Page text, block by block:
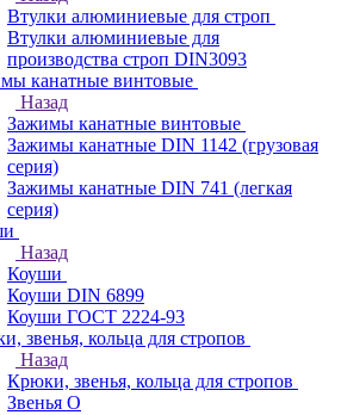
Втулки алюминиевые для строп
Втулки алюминиевые для
производства строп DIN3093
канатные винтовые
Назад
Зажимы канатные винтовые
Зажимы канатные DIN 1142 (грузовая
серия)
Зажимы канатные DIN 741 (легкая
серия)
Назад
Коуши
Коуши DIN 6899
Коуши ГОСТ 2224-93
звенья, кольца для стропов
Назад
Крюки, звенья, кольца для стропов
Звенья О